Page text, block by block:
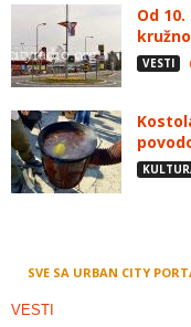
Od
VESTI
SVE SA URBAN CITY
VESTI